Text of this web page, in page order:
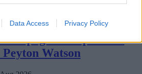
Data Access Privacy Policy
en pagar este precio a
Watson